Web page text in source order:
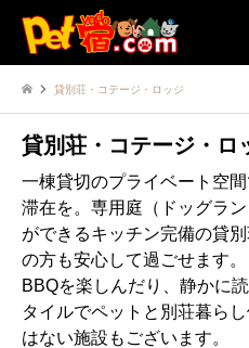
貸別荘・コテージ・ロッジ
貸別荘・コテージ・ロ
一棟貸切のプライベート空
滞在を。専用庭（ドッグラ
ができるキッチン完備の貸
の方も安心して過ごせます
BBQを楽しんだり、静かに
タイルでペットと別荘暮ら
はない施設もございます。